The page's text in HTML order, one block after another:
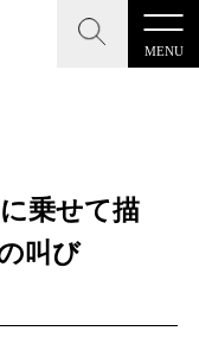
MENU
CLOSE
CLOSE
ディア
乗せて描
叫び